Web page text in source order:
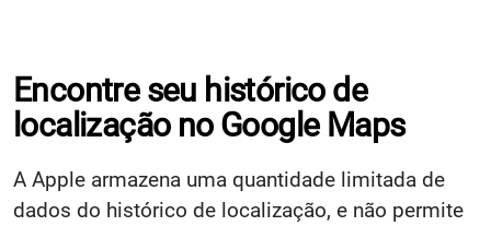
Encontre seu histórico de
localização no Google Maps
A Apple armazena uma quantidade limitada de
dados do histórico de localização, e não permite